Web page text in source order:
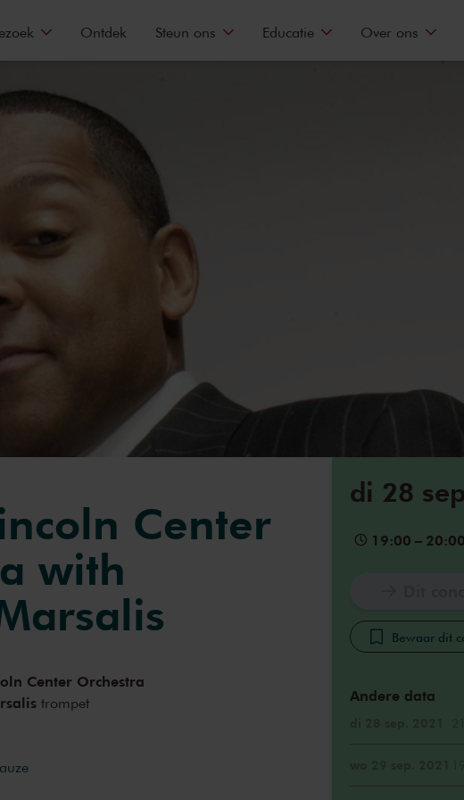
Ontdek Steun ons Educatie Over ons
di 28
19:00 – 20:00
Bewaar dit
Andere data
Center
with
Center Orchestra
trompet